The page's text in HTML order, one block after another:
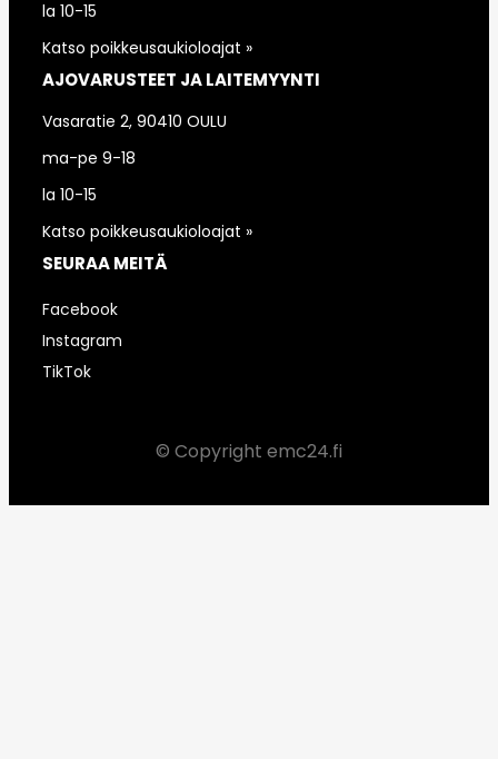
la 10-15
Katso poikkeusaukioloajat »
AJOVARUSTEET JA LAITEMYYNTI
Vasaratie 2, 90410 OULU
ma-pe 9-18
la 10-15
Katso poikkeusaukioloajat »
SEURAA MEITÄ
Facebook
Instagram
TikTok
© Copyright emc24.fi